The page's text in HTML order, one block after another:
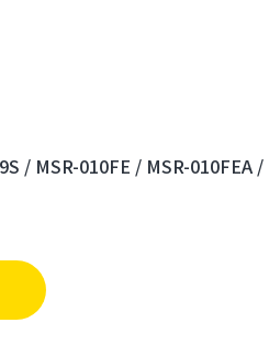
/ MSR-010FE / MSR-010FEA /